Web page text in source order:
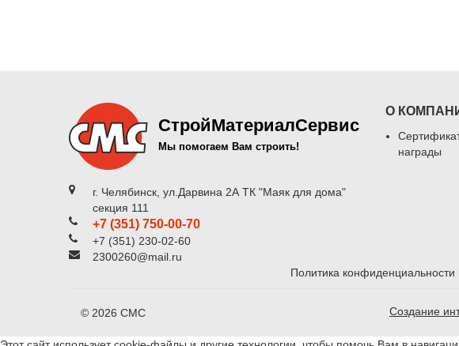
СтройМатериалСервис
Мы помогаем Вам строить!
г. Челябинск, ул.Дарвина 2А ТК "Маяк для дома"
секция 111
+7 (351) 750-00-70
+7 (351) 230-02-60
2300260@mail.ru
О
награды
Политика
© 2026 СМС Создание